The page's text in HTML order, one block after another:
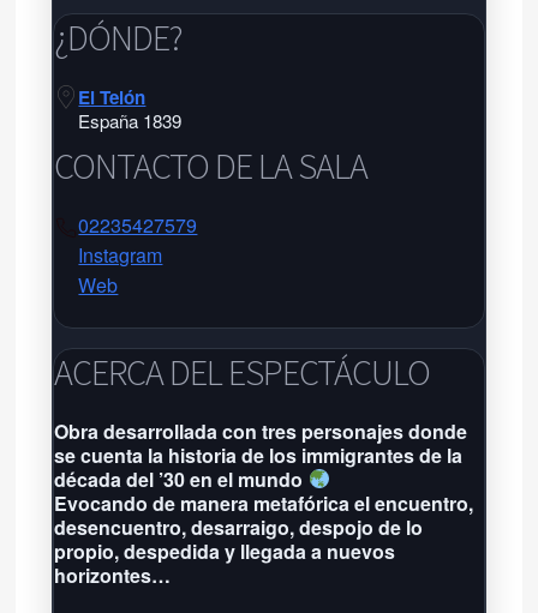
¿DÓNDE?
El Telón
España 1839
CONTACTO DE LA SALA
02235427579
Instagram
Web
España 1839 - Tel:02235427579 -
Próxima función: No hay eventos
por aquí agendados
Grilla completa
ACERCA DEL ESPECTÁCULO
Obra desarrollada con tres personajes donde
se cuenta la historia de los immigrantes de la
década del ’30 en el mundo
Evocando de manera metafórica el encuentro,
desencuentro, desarraigo, despojo de lo
propio, despedida y llegada a nuevos
horizontes…